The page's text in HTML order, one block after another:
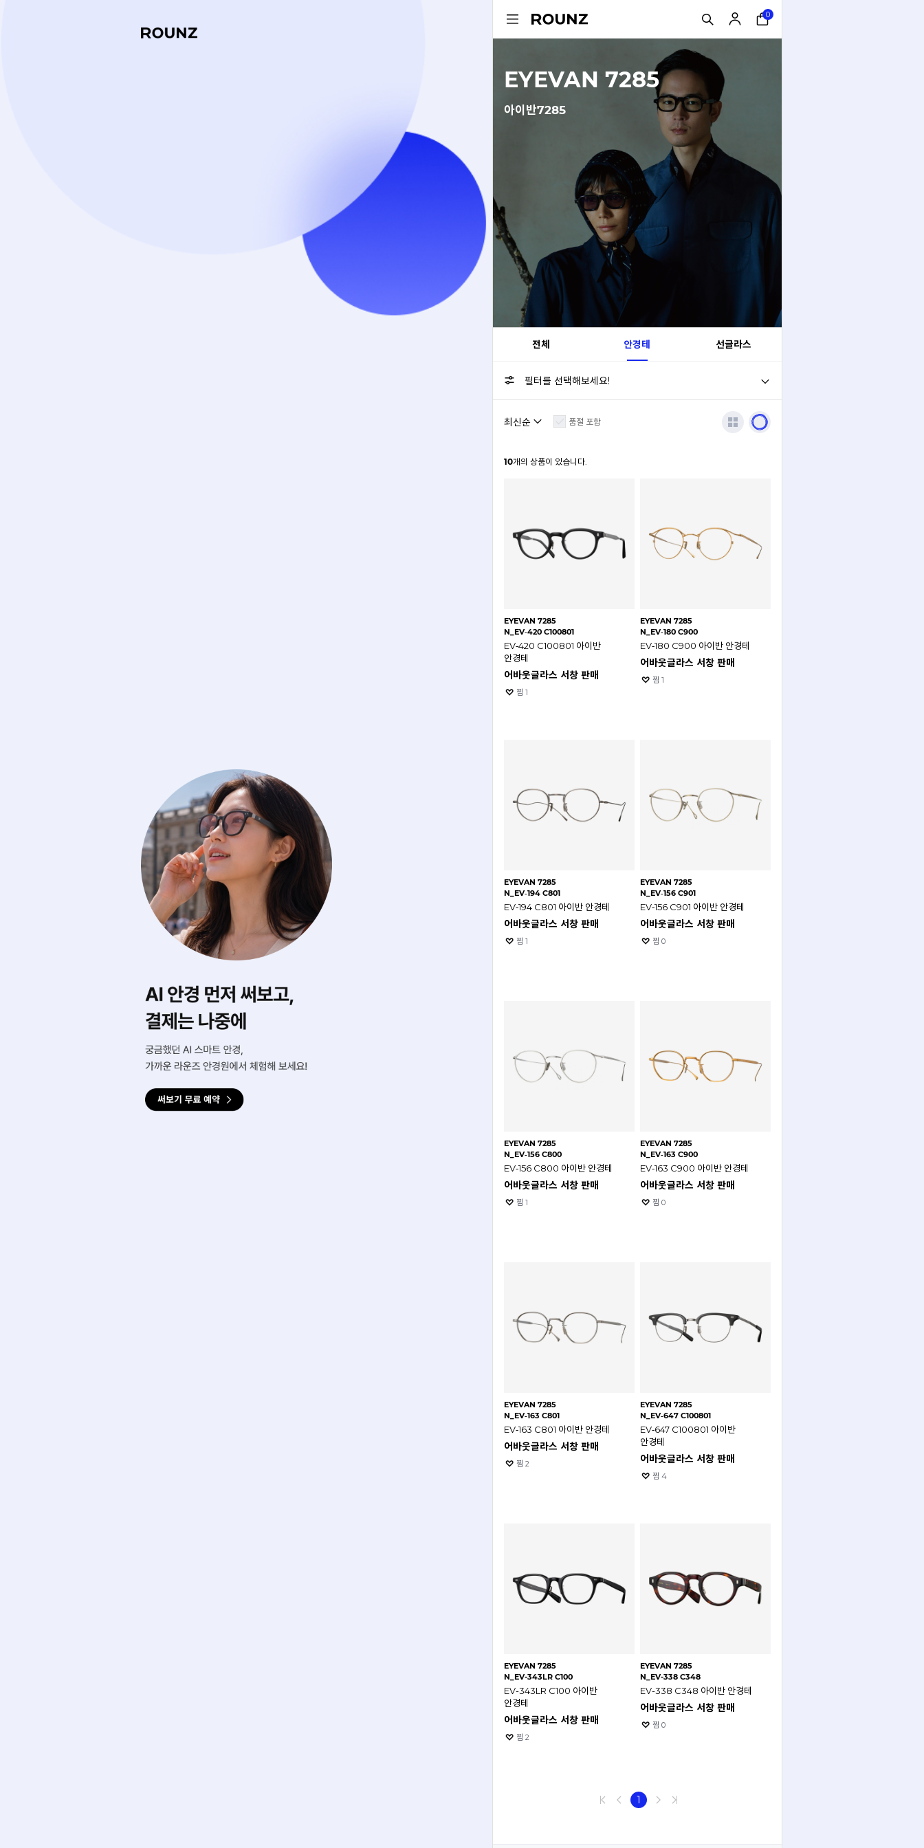
0
EYEVAN 7285
아이반7285
전체 안경테 선글라스
필터를 선택해보세요!
품절 포함
10개의 상품이 있습니다.
EYEVAN 7285
N_EV‑420 C100801
EV‑420 C100801 아이반
안경테
어바웃글라스 서창 판매
찜 1
EYEVAN 7285
N_EV‑180 C900
EV‑180 C900 아이반 안경테
어바웃글라스 서창 판매
찜 1
EYEVAN 7285
N_EV‑194 C801
EV‑194 C801 아이반 안경테
어바웃글라스 서창 판매
찜 1
EYEVAN 7285
N_EV‑156 C901
EV‑156 C901 아이반 안경테
어바웃글라스 서창 판매
찜 0
EYEVAN 7285
N_EV‑156 C800
EV‑156 C800 아이반 안경테
어바웃글라스 서창 판매
찜 1
EYEVAN 7285
N_EV‑163 C900
EV‑163 C900 아이반 안경테
어바웃글라스 서창 판매
찜 0
EYEVAN 7285
N_EV‑163 C801
EV‑163 C801 아이반 안경테
어바웃글라스 서창 판매
찜 2
EYEVAN 7285
N_EV‑647 C100801
EV‑647 C100801 아이반
안경테
어바웃글라스 서창 판매
찜 4
EYEVAN 7285
N_EV-343LR C100
EV-343LR C100 아이반
안경테
어바웃글라스 서창 판매
찜 2
EYEVAN 7285
N_EV-338 C348
EV-338 C348 아이반 안경테
어바웃글라스 서창 판매
찜 0
1